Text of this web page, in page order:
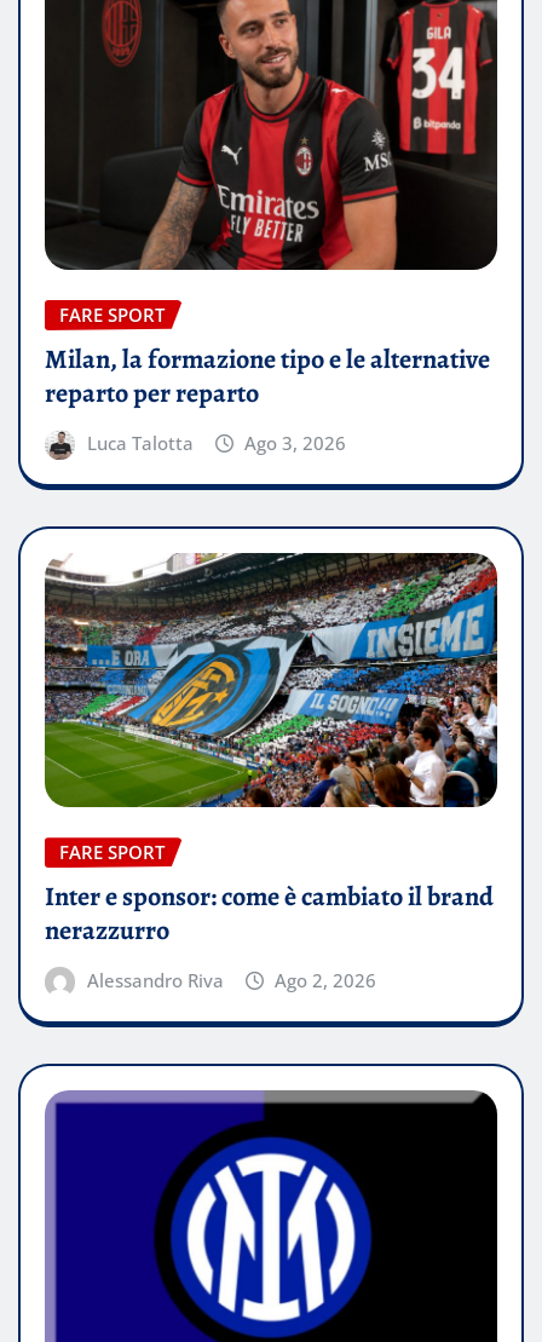
FARE SPORT
Milan, la formazione tipo e le alternative
reparto per reparto
Luca Talotta Ago 3, 2026
FARE SPORT
Inter e sponsor: come è cambiato il brand
nerazzurro
Alessandro Riva Ago 2, 2026